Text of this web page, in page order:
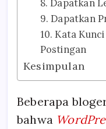
8. Dapatkan
9. Dapatkan
10. Kata
Postingan
Kesimpulan
Beberapa
bahwa